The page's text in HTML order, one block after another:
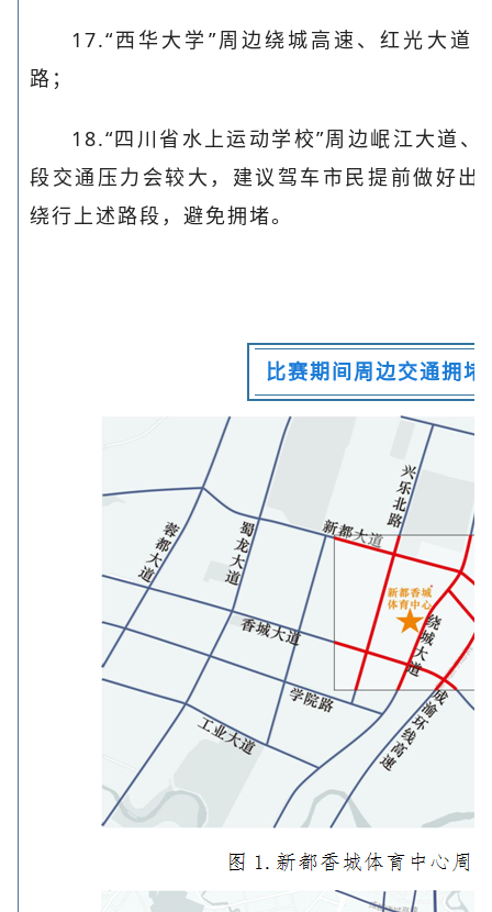
17.“西华大学”周边绕城高速、红光大道
路；
18.“四川省水上运动学校”周边岷江大道
段交通压力会较大，建议驾车市民提前做好出
绕行上述路段，避免拥堵。
比赛期间周边交通拥堵